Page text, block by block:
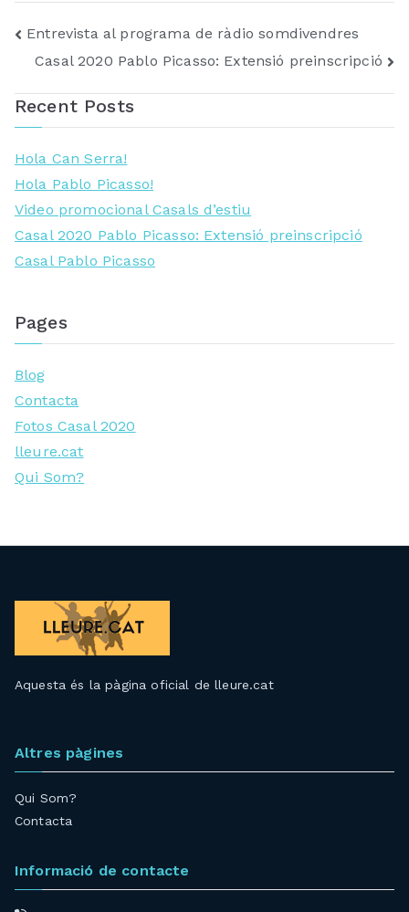
Post
navigation
Entrevista al programa de ràdio somdivendres
Casal 2020 Pablo Picasso: Extensió preinscripció
Recent Posts
Hola Can Serra!
Hola Pablo Picasso!
Video promocional Casals d’estiu
Casal 2020 Pablo Picasso: Extensió preinscripció
Casal Pablo Picasso
Pages
Blog
Contacta
Fotos Casal 2020
lleure.cat
Qui Som?
Aquesta és la pàgina oficial de lleure.cat
Altres pàgines
Qui Som?
Contacta
Informació de contacte